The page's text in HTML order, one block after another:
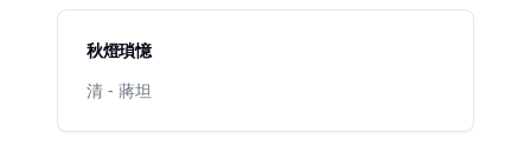
秋燈瑣憶
清 - 蔣坦